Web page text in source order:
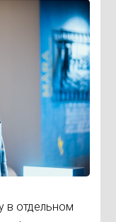
в отдельном